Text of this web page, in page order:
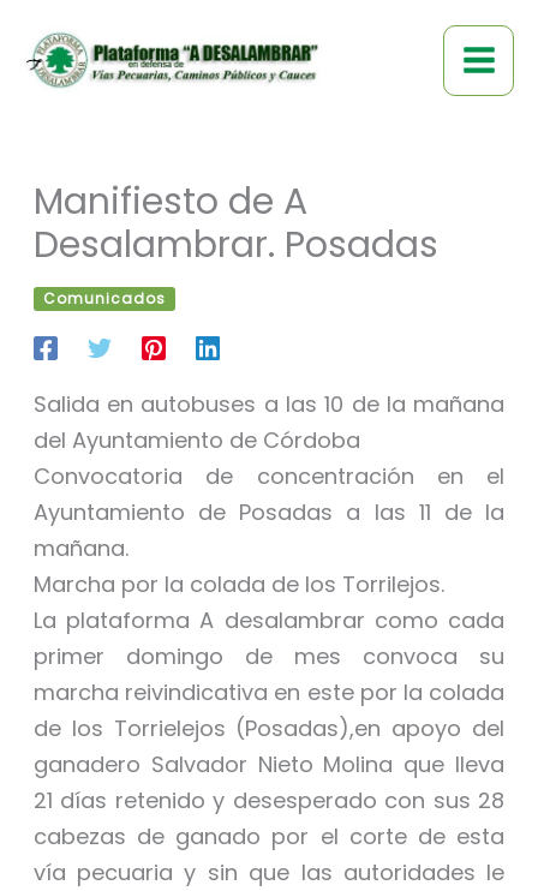
contenido
Manifiesto de A
Desalambrar. Posadas
Comunicados
Salida en autobuses a las 10 de la mañana
del Ayuntamiento de Córdoba
Convocatoria de concentración en el
Ayuntamiento de Posadas a las 11 de la
mañana.
Marcha por la colada de los Torrilejos.
La plataforma A desalambrar como cada
primer domingo de mes convoca su
marcha reivindicativa en este por la colada
de los Torrielejos (Posadas),en apoyo del
ganadero Salvador Nieto Molina que lleva
21 días retenido y desesperado con sus 28
cabezas de ganado por el corte de esta
vía pecuaria y sin que las autoridades le